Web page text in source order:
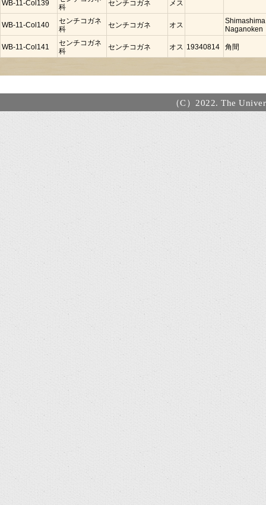
WB-11-Col139
科
センチコガネ メス
WB-11-Col140
センチコガネ
科
センチコガネ オス
Shimashima
Naganoken
WB-11-Col141
センチコガネ
科
センチコガネ オス 19340814 角間
（C）2022. The